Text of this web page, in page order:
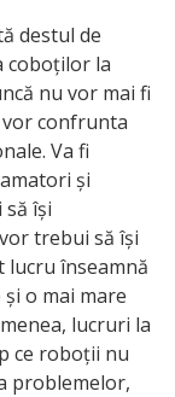
destul de
coboților la
nu vor mai fi
vor confrunta
Va fi
și
își
trebui să își
lucru înseamnă
o mai mare
lucruri la
ce roboții nu
problemelor,